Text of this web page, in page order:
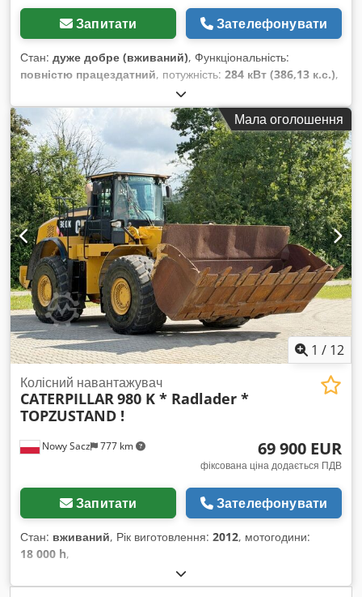
Запитати Зателефонувати
Стан: дуже добре (вживаний), Функціональність:
повністю працездатний, потужність: 284 кВт (386,13 к.с.),
, максимальна вага навантаження:
Рік виготовлення:2007, номер машини/транспортного
засобу:CAT00735JB1N00920, Машина повністю
працездатна. Chjdjylw Nxopfx Abzja
Мала оголошення
1 / 12
Nowy Sacz 777 km
Колісний навантажувач
CATERPILLAR980 K * Radlader *
TOPZUSTAND !
69 900 EUR
фіксована ціна додається ПДВ
Запитати Зателефонувати
Стан: вживаний, Рік виготовлення: 2012, мотогодини:
18 000 h,